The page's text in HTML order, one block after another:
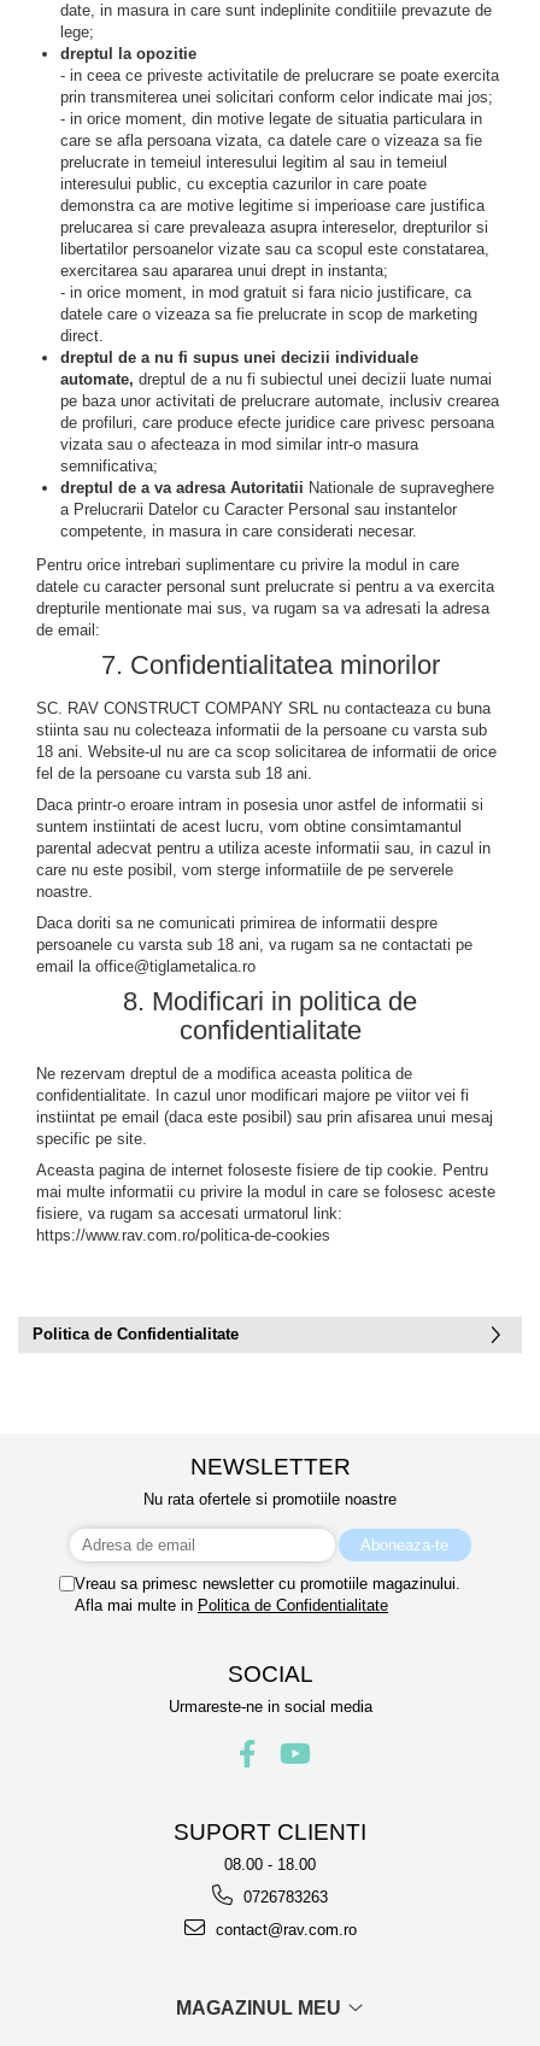
date, in masura in care sunt indeplinite conditiile prevazute de
lege;
dreptul la opozitie
- in ceea ce priveste activitatile de prelucrare se poate exercita
prin transmiterea unei solicitari conform celor indicate mai jos;
- in orice moment, din motive legate de situatia particulara in
care se afla persoana vizata, ca datele care o vizeaza sa fie
prelucrate in temeiul interesului legitim al sau in temeiul
interesului public, cu exceptia cazurilor in care poate
demonstra ca are motive legitime si imperioase care justifica
prelucarea si care prevaleaza asupra intereselor, drepturilor si
libertatilor persoanelor vizate sau ca scopul este constatarea,
exercitarea sau apararea unui drept in instanta;
- in orice moment, in mod gratuit si fara nicio justificare, ca
datele care o vizeaza sa fie prelucrate in scop de marketing
direct.
dreptul de a nu fi supus unei decizii individuale
automate, dreptul de a nu fi subiectul unei decizii luate numai
pe baza unor activitati de prelucrare automate, inclusiv crearea
de profiluri, care produce efecte juridice care privesc persoana
vizata sau o afecteaza in mod similar intr-o masura
semnificativa;
dreptul de a va adresa Autoritatii Nationale de supraveghere
a Prelucrarii Datelor cu Caracter Personal sau instantelor
competente, in masura in care considerati necesar.
Pentru orice intrebari suplimentare cu privire la modul in care
datele cu caracter personal sunt prelucrate si pentru a va exercita
drepturile mentionate mai sus, va rugam sa va adresati la adresa
de email:
7. Confidentialitatea minorilor
SC. RAV CONSTRUCT COMPANY SRL nu contacteaza cu buna
stiinta sau nu colecteaza informatii de la persoane cu varsta sub
18 ani. Website-ul nu are ca scop solicitarea de informatii de orice
fel de la persoane cu varsta sub 18 ani.
Daca printr-o eroare intram in posesia unor astfel de informatii si
suntem instiintati de acest lucru, vom obtine consimtamantul
parental adecvat pentru a utiliza aceste informatii sau, in cazul in
care nu este posibil, vom sterge informatiile de pe serverele
noastre.
Daca doriti sa ne comunicati primirea de informatii despre
persoanele cu varsta sub 18 ani, va rugam sa ne contactati pe
email la office@tiglametalica.ro
8. Modificari in politica de
confidentialitate
Ne rezervam dreptul de a modifica aceasta politica de
confidentialitate. In cazul unor modificari majore pe viitor vei fi
instiintat pe email (daca este posibil) sau prin afisarea unui mesaj
specific pe site.
Aceasta pagina de internet foloseste fisiere de tip cookie. Pentru
mai multe informatii cu privire la modul in care se folosesc aceste
fisiere, va rugam sa accesati urmatorul link:
https://www.rav.com.ro/politica-de-cookies
Politica de Confidentialitate
NEWSLETTER
Nu rata ofertele si promotiile noastre
Vreau sa primesc newsletter cu promotiile magazinului.
Afla mai multe in Politica de Confidentialitate
SOCIAL
Urmareste-ne in social media
SUPORT CLIENTI
08.00 - 18.00
0726783263
contact@rav.com.ro
MAGAZINUL MEU